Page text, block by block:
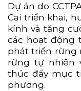
Dự án do
Cai triển khai,
kính và tăng
các hoạt động
phát triển rừng
rừng tự nhiên
thúc đẩy mục
phương.